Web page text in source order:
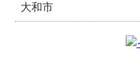
大和市